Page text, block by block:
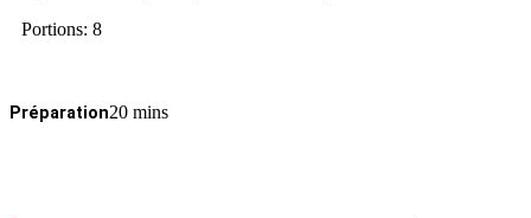
Portions: 8
Préparation20 mins